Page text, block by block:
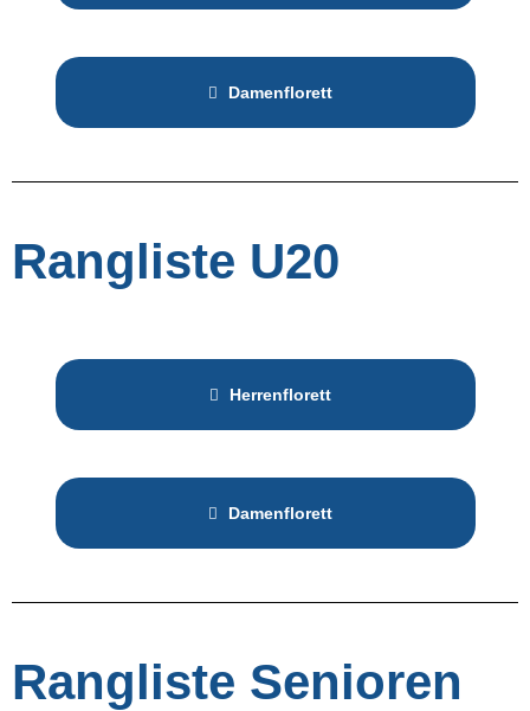
Damenflorett
Rangliste U20
Herrenflorett
Damenflorett
Rangliste Senioren